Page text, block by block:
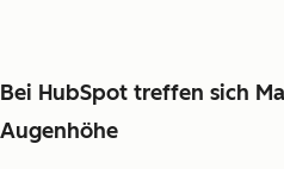
Bei HubSpot treffen sich
Augenhöhe